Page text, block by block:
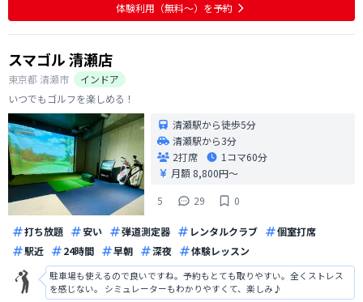
体験利用（無料〜）を予約
スマゴル 清瀬店
東京都 清瀬市
インドア
いつでもゴルフを楽しめる！
清瀬駅から徒歩5分
清瀬駅から3分
2打席
1コマ60分
月額 8,800円〜
5
29 0
打ち放題 安い 弾道測定器 レンタルクラブ
個室打席
駅近
24時間 早朝 深夜 体験レッスン
駐車場も使えるので良いですね。予約もとても取りやすい。全くストレス
を感じない。 シミュレーターもわかりやすくて、楽しみ♪